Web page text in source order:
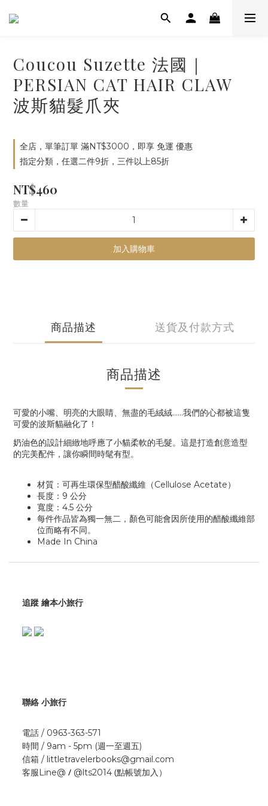
Coucou Suzette 法國｜
PERSIAN CAT HAIR CLAW
波斯貓髮爪夾
全店，單筆訂單 滿NT$3000，即享 免運 優惠
指定分類，任選二件9折，三件以上85折
NT$460
數量
加入購物車
商品描述 送貨及付款方式
商品描述
可愛的小嘴、明亮的大眼睛、無盡的毛絨絨……我們的心都被這隻
可愛的波斯貓融化了！
奶油色的設計細緻地呼應了小貓柔軟的毛髮。這是打造創意造型
的完美配件，讓你瞬間時髦有型。
材質：可再生環保型醋酸纖維（Cellulose Acetate）
長度：9 公分
寬度：4.5 公分
每件作品皆為獨一無二，顏色可能會因所使用的醋酸纖維部
位而略有不同。
Made In China
追蹤 繪本小旅行
聯絡 小旅行
電話 / 0963-363-571
時間 / 9am - 5pm (週一至週五)
信箱 / littletravelerbooks@gmail.com
客服Line@ / @lts2014 (點帳號加入）